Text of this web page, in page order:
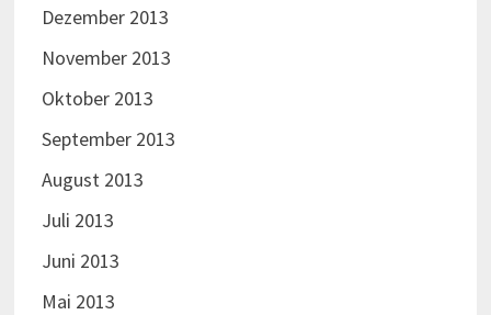
Dezember 2013
November 2013
Oktober 2013
September 2013
August 2013
Juli 2013
Juni 2013
Mai 2013